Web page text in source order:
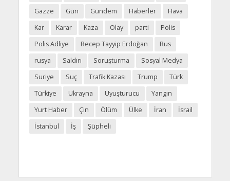
Gazze
Gün Gündem Haberler
Hava
Kar
Karar Kaza Olay parti
Polis
Polis Adliye
Recep Tayyip Erdoğan
Rus
rusya
Saldırı Soruşturma
Sosyal Medya
Suriye
Suç Trafik Kazası Trump
Türk
Türkiye
Ukrayna Uyuşturucu
Yangın
Yurt Haber
Çin Ölüm Ülke İran
İsrail
İstanbul
İş Şüpheli